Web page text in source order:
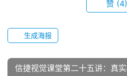
课
堂
专
赞 (4)
生成海报
信捷视觉课堂第二十五讲：真